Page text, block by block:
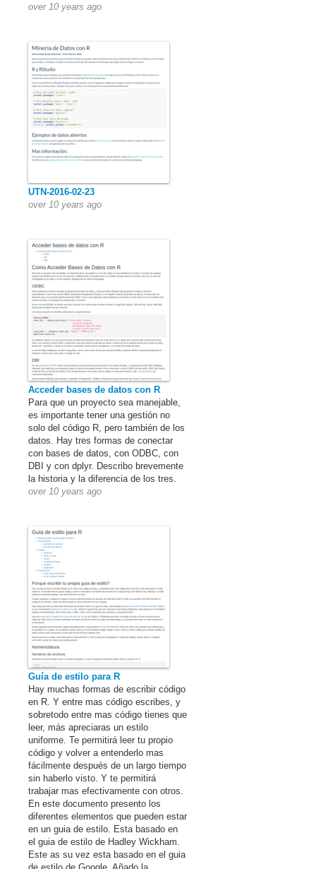
over 10 years ago
UTN-2016-02-23
over 10 years ago
Acceder bases de datos con R
Para que un proyecto sea manejable,
es importante tener una gestión no
solo del código R, pero también de los
datos. Hay tres formas de conectar
con bases de datos, con ODBC, con
DBI y con dplyr. Describo brevemente
la historia y la diferencia de los tres.
over 10 years ago
Guía de estilo para R
Hay muchas formas de escribir código
en R. Y entre mas código escribes, y
sobretodo entre mas código tienes que
leer, más apreciaras un estilo
uniforme. Te permitirá leer tu propio
código y volver a entenderlo mas
fácilmente después de un largo tiempo
sin haberlo visto. Y te permitirá
trabajar mas efectivamente con otros.
En este documento presento los
diferentes elementos que pueden estar
en un guia de estilo. Esta basado en
el guia de estilo de Hadley Wickham.
Este as su vez esta basado en el guia